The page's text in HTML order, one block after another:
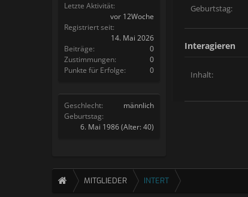
Letzte Aktivität:
vor 12Woche
Registriert seit:
14. Mai 2026
Beiträge:
0
Zustimmungen:
0
Punkte für Erfolge:
0
Geschlecht:
männlich
Geburtstag:
6. Mai 1986(Alter: 40)
Geburtstag:
Interagieren
Inhalt:
MITGLIEDER INTERT